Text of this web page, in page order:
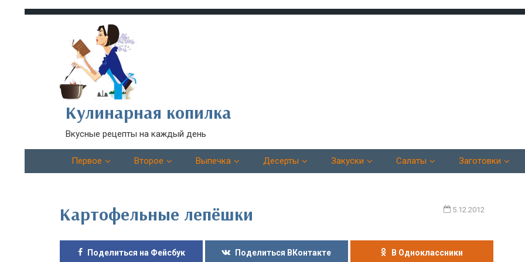
Кулинарная копилка
Вкусные рецепты на каждый день
Первое Второе Выпечка Десерты Закуски Салаты Заготовки
5.12.2012
Картофельные лепёшки
Поделиться на Фейсбук Поделиться ВКонтакте В Одноклассники